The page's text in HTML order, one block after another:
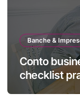
Banche &
Conto
checklist
giusto